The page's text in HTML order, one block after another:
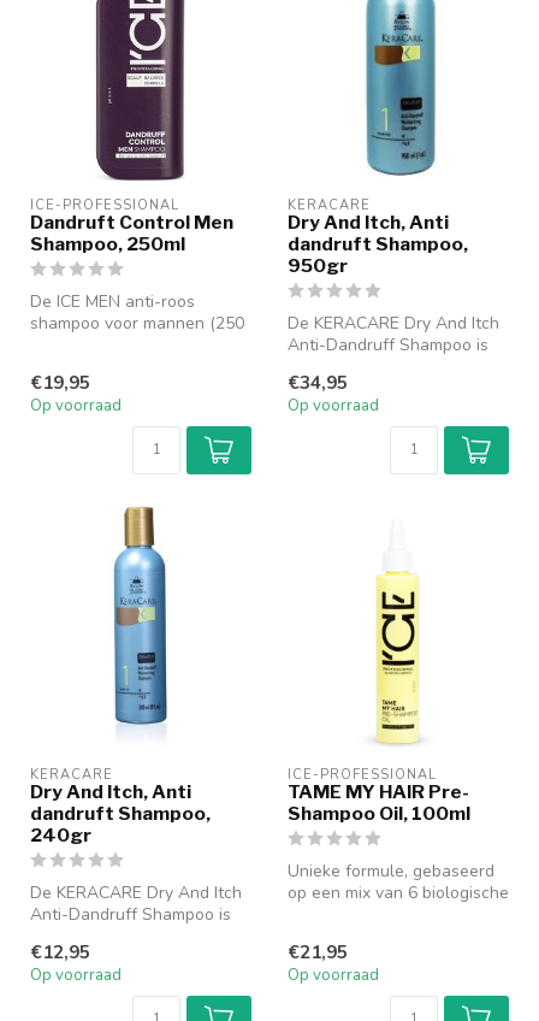
ICE-PROFESSIONAL
Dandruft Control Men
Shampoo, 250ml
De ICE MEN anti-roos
shampoo voor mannen (250
€19,95
Op voorraad
KERACARE
Dry And Itch, Anti
dandruft Shampoo,
950gr
De KERACARE Dry And Itch
Anti-Dandruff Shampoo is
ge...
€34,95
Op voorraad
KERACARE
Dry And Itch, Anti
dandruft Shampoo,
240gr
De KERACARE Dry And Itch
Anti-Dandruff Shampoo is
ge...
€12,95
Op voorraad
ICE-PROFESSIONAL
TAME MY HAIR Pre-
Shampoo Oil, 100ml
Unieke formule, gebaseerd
op een mix van 6 biologische
€21,95
Op voorraad